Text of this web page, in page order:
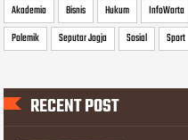
Akademia Bisnis Hukum InfoWarta
Polemik
Seputar Jogja Sosial Sport
RECENT POST